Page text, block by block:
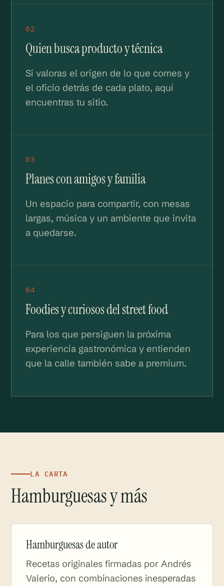
02
Quien busca producto y técnica
Si valoras el origen de lo que comes y
el oficio detrás de cada plato, aquí
encuentras tu sitio.
03
Planes con amigos y familia
Un espacio para compartir, con mesas
largas, música y un ambiente que invita
a quedarse.
04
Foodies y curiosos del street food
Para los que persiguen la próxima
experiencia gastronómica y entienden
que la calle también sabe a premium.
LA CARTA
Hamburguesas y más
Hamburguesas de autor
Recetas originales firmadas por Andrés
Valerio, con combinaciones inesperadas